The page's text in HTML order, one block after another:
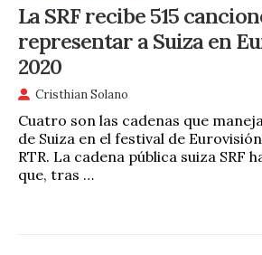
La SRF recibe 515
representar a Suiza en
2020
Cristhian Solano
Cuatro son las cadenas que
de Suiza en el festival de Eurovisión:
RTR. La cadena pública suiza SRF
que, tras …